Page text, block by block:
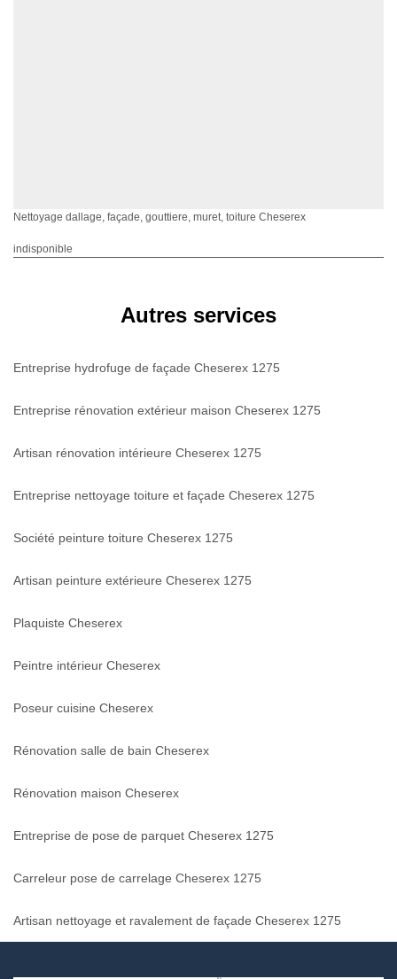
Nettoyage dallage, façade, gouttiere, muret, toiture Cheserex
indisponible
Autres services
Entreprise hydrofuge de façade Cheserex 1275
Entreprise rénovation extérieur maison Cheserex 1275
Artisan rénovation intérieure Cheserex 1275
Entreprise nettoyage toiture et façade Cheserex 1275
Société peinture toiture Cheserex 1275
Artisan peinture extérieure Cheserex 1275
Plaquiste Cheserex
Peintre intérieur Cheserex
Poseur cuisine Cheserex
Rénovation salle de bain Cheserex
Rénovation maison Cheserex
Entreprise de pose de parquet Cheserex 1275
Carreleur pose de carrelage Cheserex 1275
Artisan nettoyage et ravalement de façade Cheserex 1275